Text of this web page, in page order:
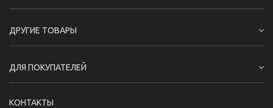
ДРУГИЕ ТОВАРЫ
ДЛЯ ПОКУПАТЕЛЕЙ
КОНТАКТЫ